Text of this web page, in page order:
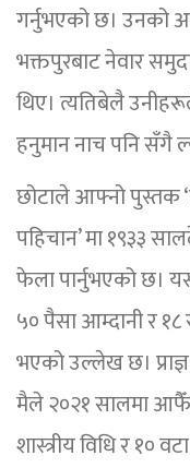
गर्नुभएको छ। उनको
भक्तपुरबाट नेवार
थिए। त्यतिबेलै
हनुमान नाच पनि सँगै
छोटाले आफ्नो पुस्तक
पहिचान’ मा १९३३
फेला पार्नुभएको छ।
५० पैसा आम्दानी र
भएको उल्लेख छ।
मैले २०२१ सालमा आफैँ
शास्त्रीय विधि र १०